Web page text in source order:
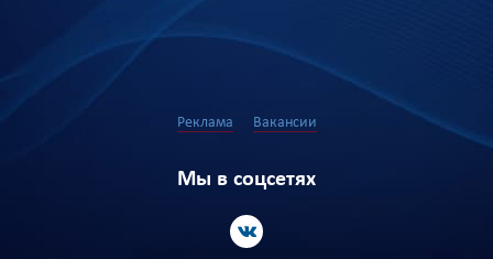
Реклама Вакансии
Мы в соцсетях